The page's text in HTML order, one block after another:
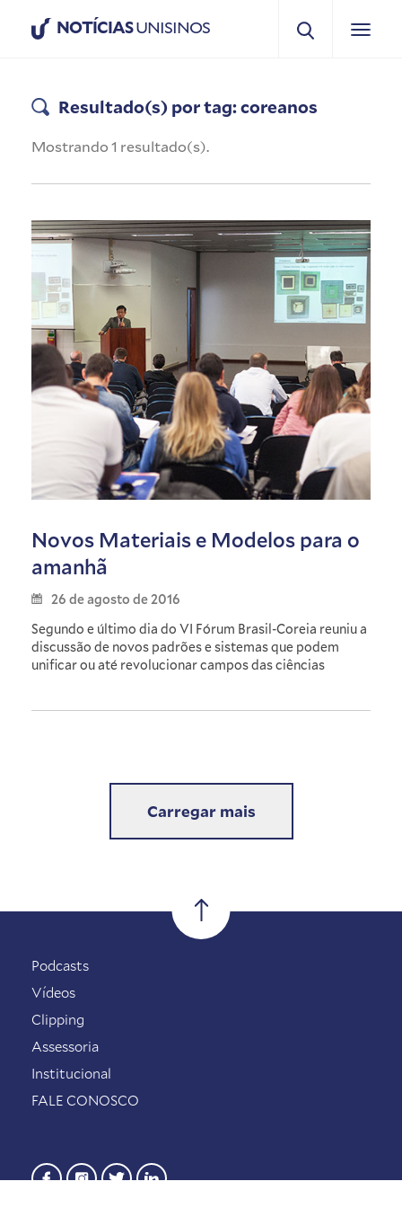
NOTÍCIASUNISINOS
Resultado(s) por tag: coreanos
Mostrando 1 resultado(s).
Novos Materiais e Modelos para o
amanhã
26 de agosto de 2016
Segundo e último dia do VI Fórum Brasil-Coreia reuniu a
discussão de novos padrões e sistemas que podem
unificar ou até revolucionar campos das ciências
Carregar mais
Podcasts
Vídeos
Clipping
Assessoria
Institucional
FALE CONOSCO